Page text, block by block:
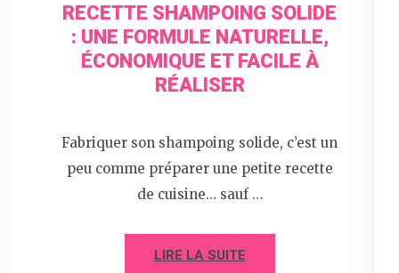
RECETTE SHAMPOING SOLIDE
: UNE FORMULE NATURELLE,
ÉCONOMIQUE ET FACILE À
RÉALISER
Fabriquer son shampoing solide, c’est un
peu comme préparer une petite recette
de cuisine… sauf …
LIRE LA SUITE